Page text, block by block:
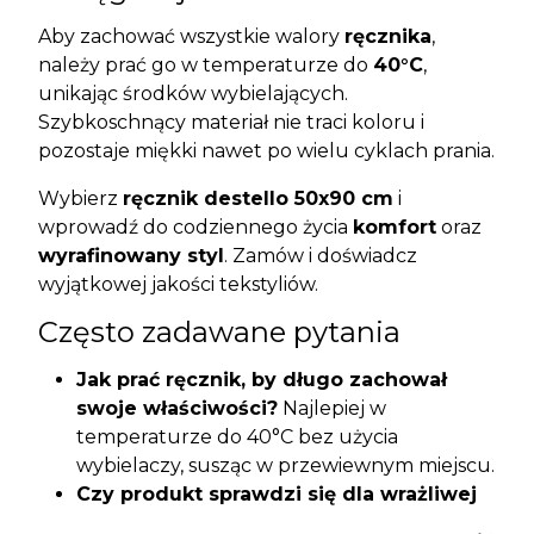
Aby zachować wszystkie walory ręcznika,
należy prać go w temperaturze do 40°C,
unikając środków wybielających.
Szybkoschnący materiał nie traci koloru i
pozostaje miękki nawet po wielu cyklach prania.
Wybierz ręcznik destello 50x90 cm i
wprowadź do codziennego życia komfort oraz
wyrafinowany styl. Zamów i doświadcz
wyjątkowej jakości tekstyliów.
Często zadawane pytania
Jak prać ręcznik, by długo zachował
swoje właściwości? Najlepiej w
temperaturze do 40°C bez użycia
wybielaczy, susząc w przewiewnym miejscu.
Czy produkt sprawdzi się dla wrażliwej